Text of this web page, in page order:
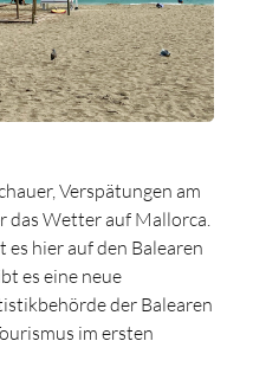
Verspätungen am
das Wetter auf Mallorca.
es hier auf den Balearen
es eine neue
der Balearen
im ersten